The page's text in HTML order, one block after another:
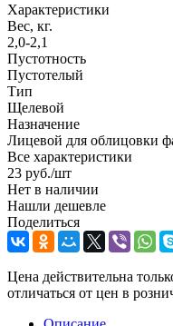
Характеристики
Вес, кг.
2,0-2,1
Пустотность
Пустотелый
Тип
Щелевой
Назначение
Лицевой для облицовки
Все характеристики
23 руб./шт
Нет в наличии
Нашли дешевле
Поделиться
Цена действительна
отличаться от цен в